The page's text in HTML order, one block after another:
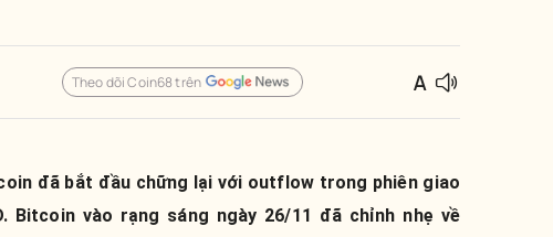
Theo dõi Coin68 trên
đã bắt đầu chững lại với outflow trong phiên giao
Bitcoin vào rạng sáng ngày 26/11 đã chỉnh nhẹ về